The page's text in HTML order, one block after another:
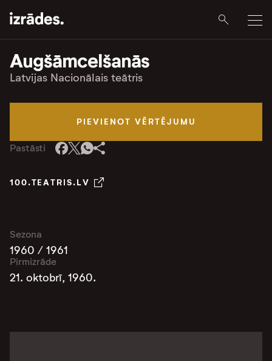
Augšāmcelšanās
Latvijas Nacionālais teātris
PIEVIENOT VĒRTĒJUMU
Pastāsti
100.TEATRIS.LV
Sezona
1960 / 1961
Pirmizrāde
21. oktobrī, 1960.